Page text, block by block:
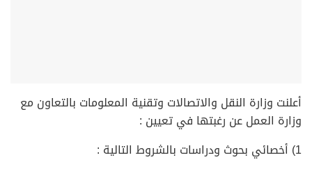
أعلنت وزارة النقل والاتصالات وتقنية المعلومات بالتعاون مع
وزارة العمل عن رغبتها في تعيين :
1) أخصائي بحوث ودراسات بالشروط التالية :